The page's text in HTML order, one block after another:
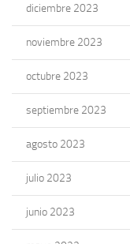
diciembre 2023
noviembre 2023
octubre 2023
septiembre 2023
agosto 2023
julio 2023
junio 2023